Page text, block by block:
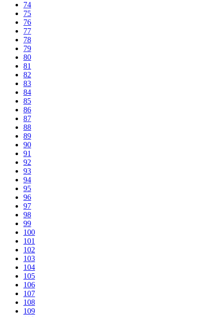
74
75
76
77
78
79
80
81
82
83
84
85
86
87
88
89
90
91
92
93
94
95
96
97
98
99
100
101
102
103
104
105
106
107
108
109